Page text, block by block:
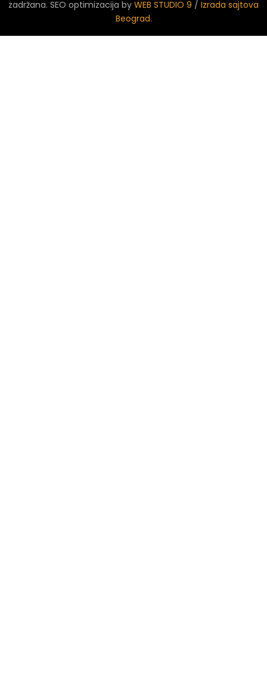
zadržana. SEO optimizacija by WEB STUDIO 9 / Izrada sajtova
Beograd.